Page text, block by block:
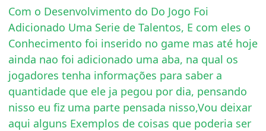
Com o Desenvolvimento do Do Jogo Foi
Adicionado Uma Serie de Talentos, E com eles o
Conhecimento foi inserido no game mas até hoje
ainda nao foi adicionado uma aba, na qual os
jogadores tenha informações para saber a
quantidade que ele ja pegou por dia, pensando
nisso eu fiz uma parte pensada nisso,Vou deixar
aqui alguns Exemplos de coisas que poderia ser